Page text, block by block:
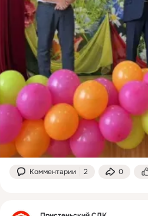
Комментарии 2 0